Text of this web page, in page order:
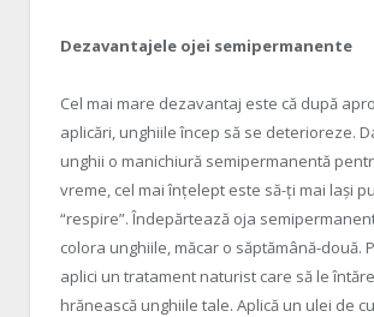
Dezavantajele ojei semipermanente
Cel mai mare dezavantaj este că după
aplicări, unghiile încep să se deterioreze.
unghii o manichiură semipermanentă
vreme, cel mai înțelept este să-ți mai lași
“respire”. Îndepărtează oja
colora unghiile, măcar o săptămână-două.
aplici un tratament naturist care să le
hrănească unghiile tale. Aplică un ulei de